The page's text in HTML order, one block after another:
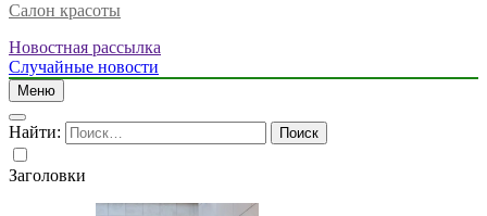
Салон красоты
Новостная рассылка
Случайные новости
Меню
Найти:
Заголовки